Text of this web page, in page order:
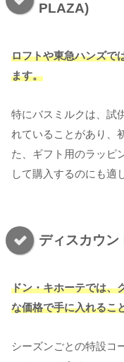
PLAZA)
ロフトや東急ハンズで
ます。
特にバスミルクは、試
れていることがあり、
た、ギフト用のラッピ
して購入するのにも適
ディスカウン
ドン・キホーテでは、
な価格で手に入れるこ
シーズンごとの特設コ